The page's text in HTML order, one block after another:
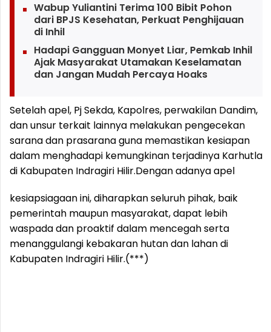
Wabup Yuliantini Terima 100 Bibit Pohon
dari BPJS Kesehatan, Perkuat Penghijauan
di Inhil
Hadapi Gangguan Monyet Liar, Pemkab Inhil
Ajak Masyarakat Utamakan Keselamatan
dan Jangan Mudah Percaya Hoaks
Setelah apel, Pj Sekda, Kapolres, perwakilan Dandim,
dan unsur terkait lainnya melakukan pengecekan
sarana dan prasarana guna memastikan kesiapan
dalam menghadapi kemungkinan terjadinya Karhutla
di Kabupaten Indragiri Hilir.Dengan adanya apel
kesiapsiagaan ini, diharapkan seluruh pihak, baik
pemerintah maupun masyarakat, dapat lebih
waspada dan proaktif dalam mencegah serta
menanggulangi kebakaran hutan dan lahan di
Kabupaten Indragiri Hilir.(***)